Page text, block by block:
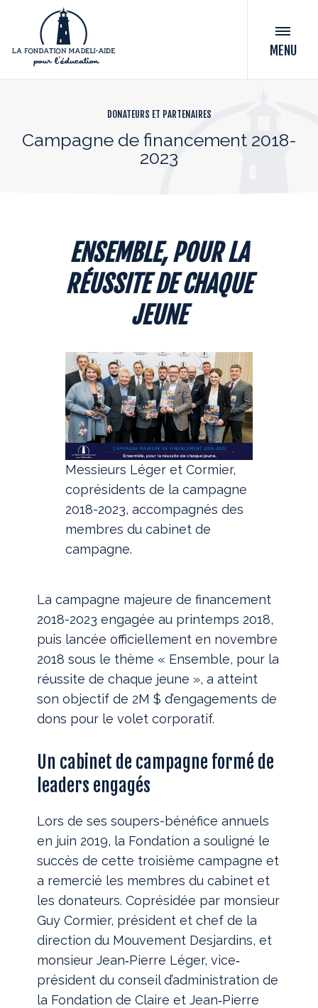
MENU
DONATEURS ET PARTENAIRES
Campagne de financement 2018-
2023
ENSEMBLE, POUR LA
RÉUSSITE DE CHAQUE
JEUNE
Messieurs Léger et Cormier,
coprésidents de la campagne
2018-2023, accompagnés des
membres du cabinet de
campagne.
La campagne majeure de financement
2018-2023 engagée au printemps 2018,
puis lancée officiellement en novembre
2018 sous le thème « Ensemble, pour la
réussite de chaque jeune », a atteint
son objectif de 2M $ d’engagements de
dons pour le volet corporatif.
Un cabinet de campagne formé de
leaders engagés
Lors de ses soupers-bénéfice annuels
en juin 2019, la Fondation a souligné le
succès de cette troisième campagne et
a remercié les membres du cabinet et
les donateurs. Coprésidée par monsieur
Guy Cormier, président et chef de la
direction du Mouvement Desjardins, et
monsieur Jean‐Pierre Léger, vice‐
président du conseil d’administration de
la Fondation de Claire et Jean‐Pierre